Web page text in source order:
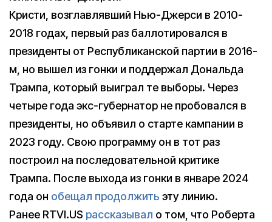
Кристи, возглавлявший Нью-Джерси в 2010-
2018 годах, первый раз баллотировался в
президенты от Республиканской партии в 2016-
м, но вышел из гонки и поддержал Дональда
Трампа, который выиграл те выборы. Через
четыре года экс-губернатор не пробовался в
президенты, но объявил о старте кампании в
2023 году. Свою программу он в тот раз
построил на последовательной критике
Трампа. После выхода из гонки в январе 2024
года он обещал продолжить эту линию.
Ранее RTVI.US рассказывал о том, что Роберта